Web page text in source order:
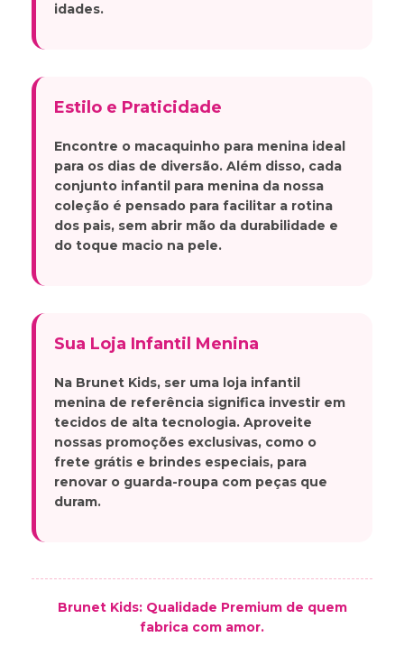
idades.
Estilo e Praticidade
Encontre o macaquinho para menina ideal
para os dias de diversão. Além disso, cada
conjunto infantil para menina da nossa
coleção é pensado para facilitar a rotina
dos pais, sem abrir mão da durabilidade e
do toque macio na pele.
Sua Loja Infantil Menina
Na Brunet Kids, ser uma loja infantil
menina de referência significa investir em
tecidos de alta tecnologia. Aproveite
nossas promoções exclusivas, como o
frete grátis e brindes especiais, para
renovar o guarda-roupa com peças que
duram.
Brunet Kids: Qualidade Premium de quem
fabrica com amor.